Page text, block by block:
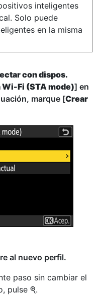
inteligentes
Solo puede
en la misma
con dispos.
Fi (STA mode)] en
marque [Crear
al nuevo perfil.
paso sin cambiar el
pulse X.